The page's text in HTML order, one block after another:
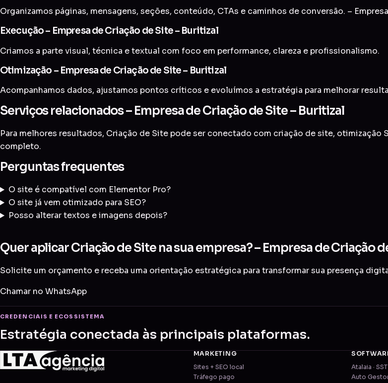
Organizamos páginas, mensagens, seções, conteúdo, CTAs e caminhos de conversão. –
Execução – Empresa de Criação de Site – Buritizal
Criamos a parte visual, técnica e textual com foco em performance, clareza e profissionalismo.
Otimização – Empresa de Criação de Site – Buritizal
Acompanhamos dados, ajustamos pontos críticos e evoluímos a estratégia para melhorar
Serviços relacionados – Empresa de Criação de Site – Buritizal
Para melhores resultados, Criação de Site pode ser conectado com criação de site, otimização
completo.
Perguntas frequentes
O site é compatível com Elementor Pro?
O site já vem otimizado para SEO?
Posso alterar textos e imagens depois?
Quer aplicar Criação de Site na sua empresa? – Empresa de Criação
Solicite um orçamento e receba uma orientação estratégica para transformar sua presença
Chamar no WhatsApp
CREDENCIAIS E ECOSSISTEMA
Estratégia conectada às principais plataformas.
MARKETING
Sites + SEO local
Tráfego pago
Atalaia ·
Auto